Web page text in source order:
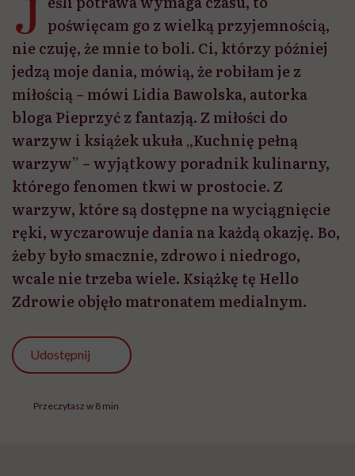
poświęcam go z wielką przyjemnością,
nie czuję, że mnie to boli. Ci, którzy później
jedzą moje dania, mówią, że robiłam je z
miłością – mówi Lidia Bawolska, autorka
bloga Pieprzyć z fantazją. Z miłości do
warzyw i książek ukuła „Kuchnię pełną
warzyw” – wyjątkowy poradnik kulinarny,
którego fenomen tkwi w prostocie. Z
warzyw, które są dostępne na wyciągnięcie
ręki, wyczarowuje dania na każdą okazję. Bo,
żeby było smacznie, zdrowo i niedrogo,
wcale nie trzeba wiele. Książkę tę Hello
Zdrowie objęło matronatem medialnym.
Udostępnij
Przeczytasz w 8 min